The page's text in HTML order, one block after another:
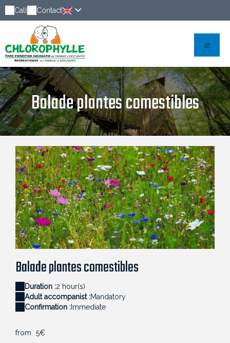
Call Contact
Balade plantes comestibles
fleurs des champs
Balade plantes comestibles
Duration :2 hour(s)
Adult accompanist :Mandatory
Confirmation : Immediate
from 5€